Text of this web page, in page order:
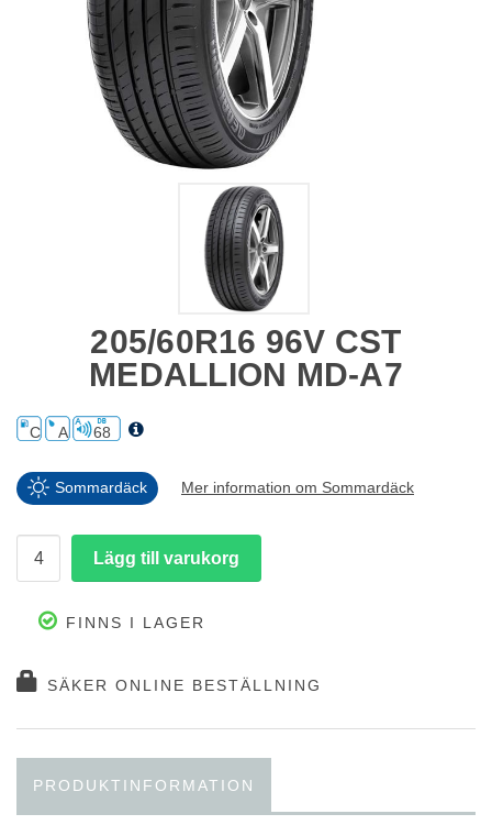
205/60R16 96V CST
MEDALLION MD-A7
C A 68
Sommardäck Mer information om Sommardäck
FINNS I LAGER
SÄKER ONLINE BESTÄLLNING
PRODUKTINFORMATION